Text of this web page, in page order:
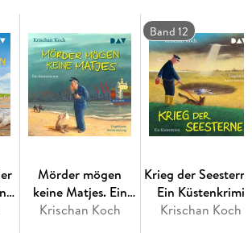
Mörder mögen
keine Matjes. Ein
Küstenkrimi
Krischan Koch
Band 12
Krieg der
Ein Küstenkrimi
Krischan Koch